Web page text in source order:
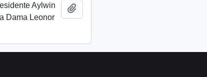
Aylwin
Dama Leonor